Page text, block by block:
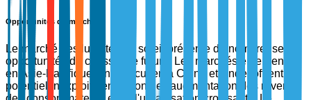
Opportunités du marché
Le marché des lunettes de soleil présente de nombreuses
opportunités de croissance future. Les marchés émergents
en Asie-Pacifique, en particulier la Chine et l'Inde, offrent un
potentiel inexploité en raison de l'augmentation des revenus